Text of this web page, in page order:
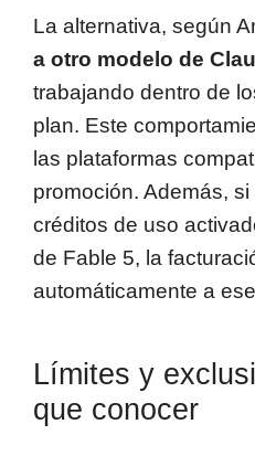
La alternativa, según
a otro modelo de
trabajando dentro de
plan. Este
las plataformas
promoción. Además,
créditos de uso
de Fable 5, la
automáticamente a
Límites y
que conocer